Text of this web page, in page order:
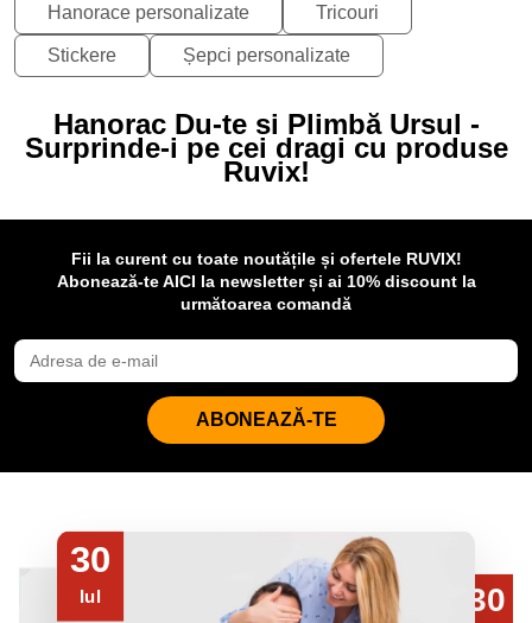
Hanorace personalizate Tricouri
Stickere Șepci personalizate
Hanorac Du-te si Plimbă Ursul -
Surprinde-i pe cei dragi cu produse
Ruvix!
Fii la curent cu toate noutățile și ofertele RUVIX!
Abonează-te AICI la newsletter și ai 10% discount la
următoarea comandă
ABONEAZĂ-TE
30
Iul 30